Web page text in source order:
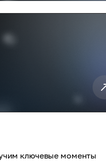
ключевые моменты